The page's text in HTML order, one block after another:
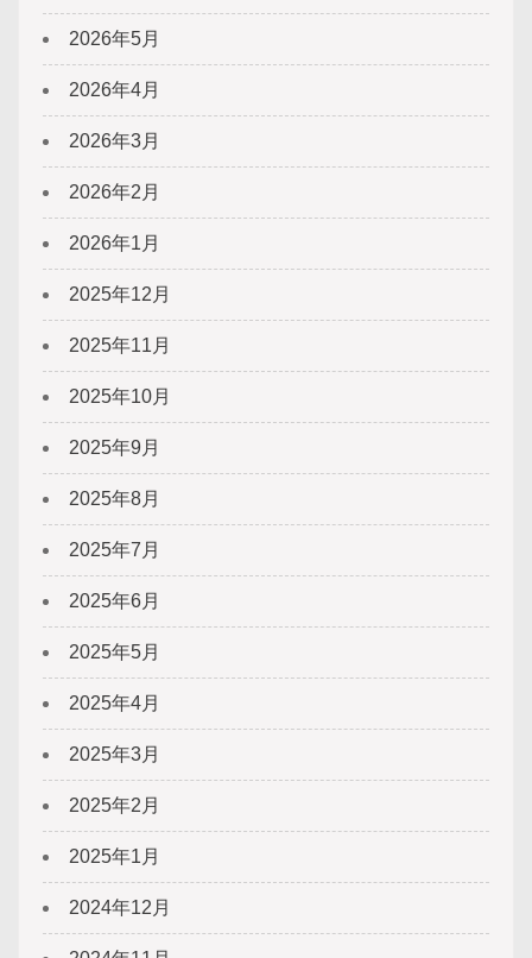
2026年5月
2026年4月
2026年3月
2026年2月
2026年1月
2025年12月
2025年11月
2025年10月
2025年9月
2025年8月
2025年7月
2025年6月
2025年5月
2025年4月
2025年3月
2025年2月
2025年1月
2024年12月